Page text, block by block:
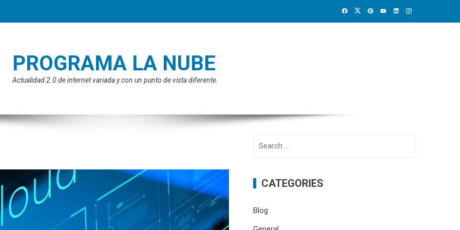
PROGRAMA LA NUBE
Actualidad 2.0 de internet variada y con un punto de vista diferente.
CATEGORIES
Blog